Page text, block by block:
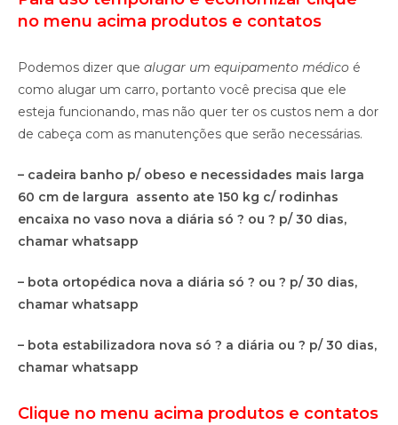
no menu acima produtos e contatos
Podemos dizer que alugar um equipamento médico é
como alugar um carro, portanto você precisa que ele
esteja funcionando, mas não quer ter os custos nem a dor
de cabeça com as manutenções que serão necessárias.
– cadeira banho p/ obeso e necessidades mais larga
60 cm de largura assento ate 150 kg c/ rodinhas
encaixa no vaso nova a diária só ? ou ? p/ 30 dias,
chamar whatsapp
– bota ortopédica nova a diária só ? ou ? p/ 30 dias,
chamar whatsapp
– bota estabilizadora nova só ? a diária ou ? p/ 30 dias,
chamar whatsapp
Clique no menu acima produtos e contatos